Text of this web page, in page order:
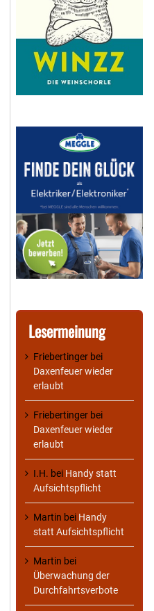
Lesermeinung
Friebertinger bei
Daxenfeuer wieder
erlaubt
Friebertinger bei
Daxenfeuer wieder
erlaubt
I.H. bei Handy statt
Aufsichtspflicht
Martin bei Handy
statt Aufsichtspflicht
Martin bei
Überwachung der
Durchfahrtsverbote